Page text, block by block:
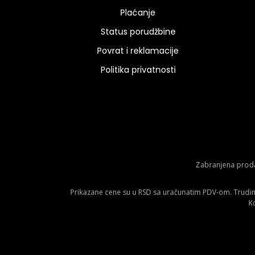
Plaćanje
Status porudžbine
Povrat i reklamacije
Politika privatnosti
Zabranjena
Prikazane cene su u RSD sa uračunatim PDV-om.